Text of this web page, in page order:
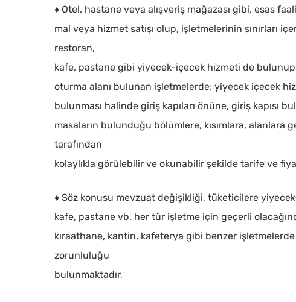
♦ Otel, hastane veya alışveriş mağazası gibi, esas
mal veya hizmet satışı olup, işletmelerinin sınırları
restoran,
kafe, pastane gibi yiyecek-içecek hizmeti de
oturma alanı bulunan işletmelerde; yiyecek içecek
bulunması halinde giriş kapıları önüne, giriş kapısı
masaların bulunduğu bölümlere, kısımlara, alanlara
tarafından
kolaylıkla görülebilir ve okunabilir şekilde tarife ve
♦ Söz konusu mevzuat değişikliği, tüketicilere
kafe, pastane vb. her tür işletme için geçerli
kıraathane, kantin, kafeterya gibi benzer
zorunluluğu
bulunmaktadır,